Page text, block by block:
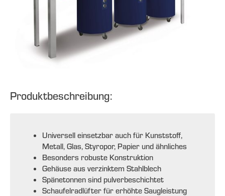
Produktbeschreibung:
Universell einsetzbar auch für Kunststoff,
Metall, Glas, Styropor, Papier und ähnliches
Besonders robuste Konstruktion
Gehäuse aus verzinktem Stahlblech
Spänetonnen sind pulverbeschichtet
Schaufelradlüfter für erhöhte Saugleistung